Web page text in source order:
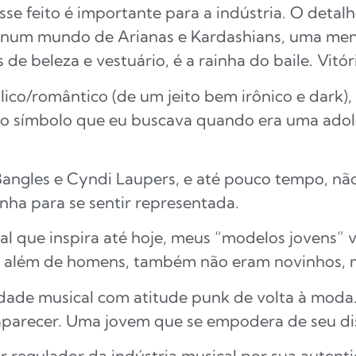
feito é importante para a indústria. O
mundo de Arianas e Kardashians, uma
beleza e vestuário, é a rainha do baile.
romântico (de um jeito bem irônico e dark),
símbolo que eu buscava quando era uma
e Cyndi Laupers, e até pouco tempo,
para se sentir representada.
que inspira até hoje, meus “modelos jovens”
de homens, também não eram novinhos,
musical com atitude punk de volta à
Uma jovem que se empodera de seu